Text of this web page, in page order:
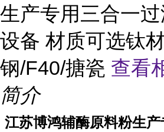
生产专用三合一
设备 材质可选钛
钢/F40/搪瓷 查看
简介
江苏博鸿辅酶原料粉生